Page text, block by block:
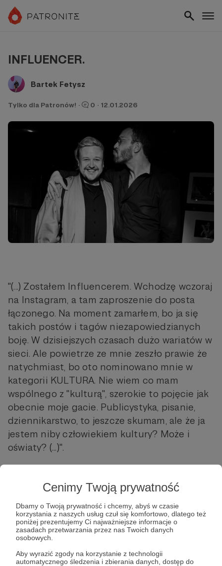
Cenimy Twoją prywatność
Dbamy o Twoją prywatność i chcemy, abyś w czasie
korzystania z naszych usług czuł się komfortowo, dlatego też
poniżej prezentujemy Ci najważniejsze informacje o
zasadach przetwarzania przez nas Twoich danych
osobowych.
Aby wyrazić zgody na korzystanie z technologii
automatycznego śledzenia i zbierania danych, dostęp do
INFLUENCER.
Bartek Fetysz
Tylko dla Patronów! · 0 · 12.01.2026
"(...) Zostałem Influencerem. Wchodzę wczoraj
na Instagram, a tam zaproszenie do posta
łączonego. Na moment zamarłem, bo ja się
takich postów i tagów niezapowiedzianych
boję. W dzisiejszych czasach dużo wariatów w
sieci. Ale powietrze ze mnie zeszło prawie że
natychmiast, bo oto nominowano mnie w
kategorii KULTURA. Nie wiem co mam
wspólnego z "kulturą", szerokie to pojęcie jak
obecnie moje gacie. Publicystyka, pisanie,
dziennikarstwo, to jeszcze skumam, ale że ja
jestem niby człowiekiem kultury? Może i
oświaty? (...)".
Post dostępny tylko dla Patronów
Aby zobaczyć ten materiał musisz być zalogowany